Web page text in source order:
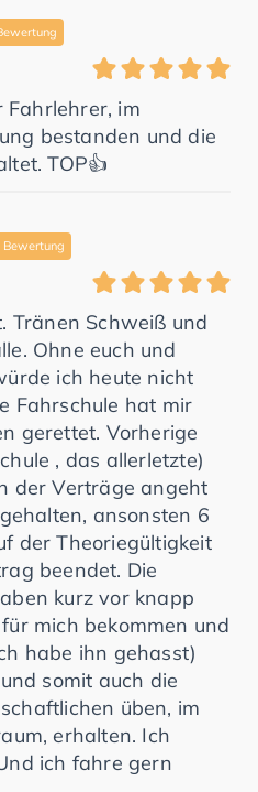
Fahrlehrer, im
bestanden und die
TOP👍
Tränen Schweiß und
Ohne euch und
ich heute nicht
Fahrschule hat mir
gerettet. Vorherige
, das allerletzte)
der Verträge angeht
ansonsten 6
der Theoriegültigkeit
beendet. Die
kurz vor knapp
mich bekommen und
habe ihn gehasst)
somit auch die
üben, im
erhalten. Ich
ich fahre gern